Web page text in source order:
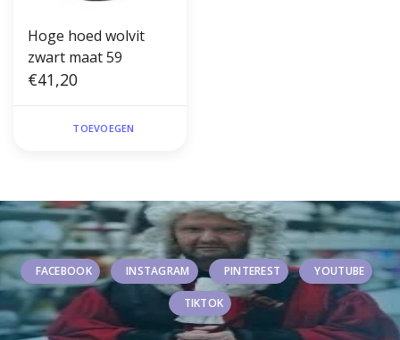
Hoge hoed wolvit
zwart maat 59
€41,20
TOEVOEGEN
FACEBOOK INSTAGRAM PINTEREST YOUTUBE
TIKTOK